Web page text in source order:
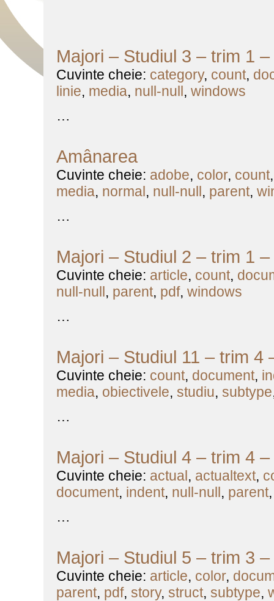
Majori – Studiul 3 – trim 1
Cuvinte cheie: category, count,
linie, media, null-null, windows
…
Amânarea
Cuvinte cheie: adobe, color, count
media, normal, null-null, parent,
…
Majori – Studiul 2 – trim 1
Cuvinte cheie: article, count,
null-null, parent, pdf, windows
…
Majori – Studiul 11 – trim 4
Cuvinte cheie: count, document,
media, obiectivele, studiu, subtype
…
Majori – Studiul 4 – trim 4
Cuvinte cheie: actual, actualtext,
document, indent, null-null, parent
…
Majori – Studiul 5 – trim 3
Cuvinte cheie: article, color,
parent, pdf, story, struct, subtype,